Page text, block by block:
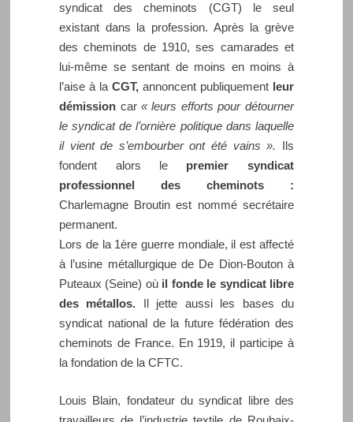
syndicat des cheminots (CGT) le seul
existant dans la profession. Après la grève
des cheminots de 1910, ses camarades et
lui-même se sentant de moins en moins à
l’aise à la CGT,annoncent publiquement leur
démission car « leurs efforts pour détourner
le syndicat de l’ornière politique dans laquelle
il vient de s’embourber ont été vains ». Ils
fondent alors le premier syndicat
professionnel des cheminots :
Charlemagne Broutin est nommé secrétaire
permanent.
Lors de la 1ère guerre mondiale, il est affecté
à l’usine métallurgique de De Dion-Bouton à
Puteaux (Seine) où il fonde le syndicat libre
des métallos. Il jette aussi les bases du
syndicat national de la future fédération des
cheminots de France. En 1919, il participe à
la fondation de la CFTC.
Louis Blain, fondateur du syndicat libre des